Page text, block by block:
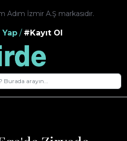
Adım İzmir A.Ş markasıdır.
/ #Kayıt Ol